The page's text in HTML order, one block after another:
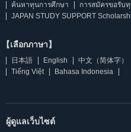
ค้นหาทุนการศึกษา
การสมัครขอรับ
JAPAN STUDY SUPPORT
【เลือกภาษา】
日本語 English 中文（简体字）
Tiếng Việt
Bahasa Indonesia
ผู้ดูแลเว็บไซต์